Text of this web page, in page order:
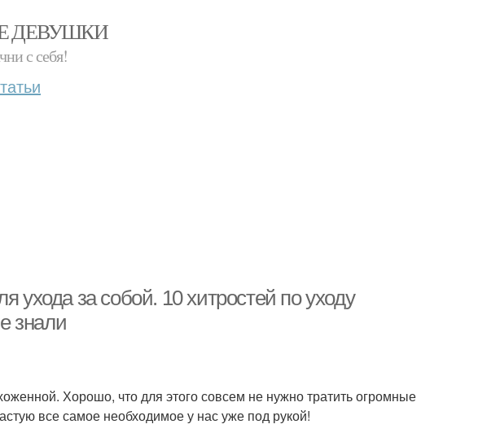
ДЕВУШКИ
с себя!
ухода за собой. 10 хитростей по уходу
знали
Хорошо, что для этого совсем не нужно тратить огромные
все самое необходимое у нас уже под рукой!